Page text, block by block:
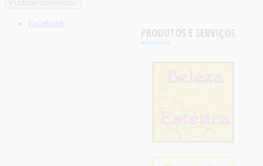
PRODUTOS E SERVIÇOS
Facebook